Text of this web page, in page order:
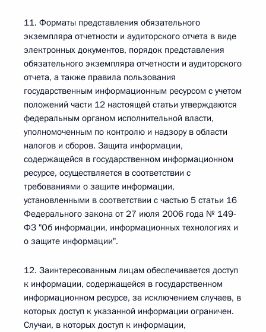
11. Форматы представления обязательного
экземпляра отчетности и аудиторского отчета в виде
электронных документов, порядок представления
обязательного экземпляра отчетности и аудиторского
отчета, а также правила пользования
государственным информационным ресурсом с учетом
положений части 12 настоящей статьи утверждаются
федеральным органом исполнительной власти,
уполномоченным по контролю и надзору в области
налогов и сборов. Защита информации,
содержащейся в государственном информационном
ресурсе, осуществляется в соответствии с
требованиями о защите информации,
установленными в соответствии с частью 5 статьи 16
Федерального закона от 27 июля 2006 года № 149-
ФЗ "Об информации, информационных технологиях и
о защите информации".
12. Заинтересованным лицам обеспечивается доступ
к информации, содержащейся в государственном
информационном ресурсе, за исключением случаев, в
которых доступ к указанной информации ограничен.
Случаи, в которых доступ к информации,